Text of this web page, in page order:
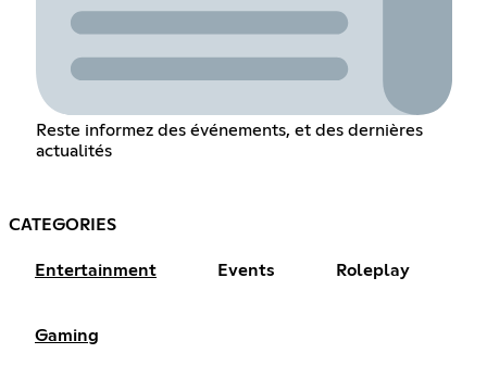
Reste informez des événements, et des dernières
actualités
CATEGORIES
Entertainment Events Roleplay
Gaming